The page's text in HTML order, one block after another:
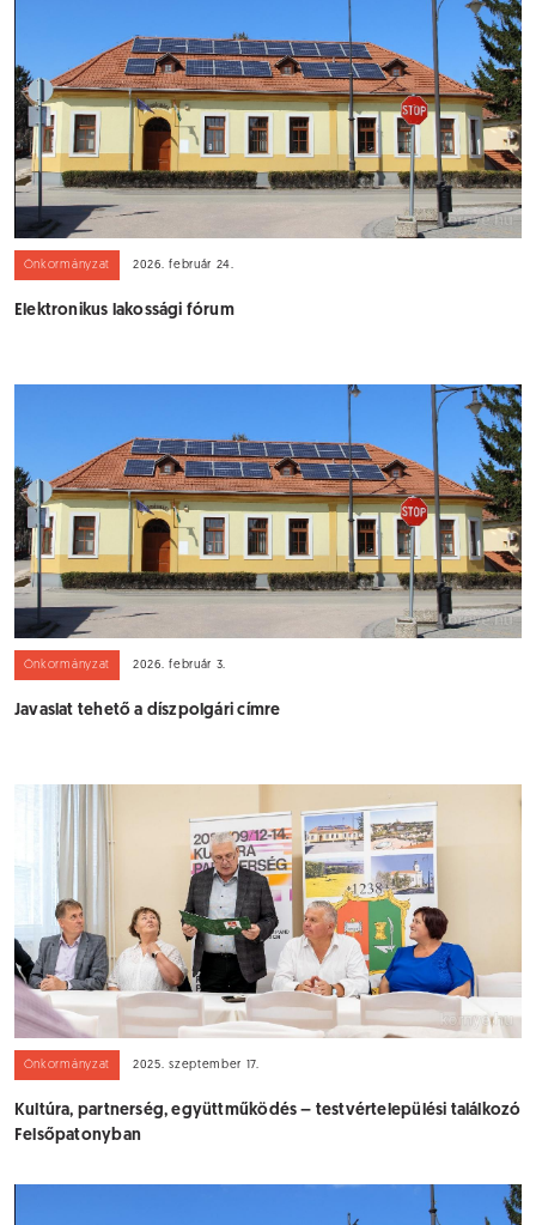
Önkormányzat 2026. február 24.
Elektronikus lakossági fórum
Önkormányzat 2026. február 3.
Javaslat tehető a díszpolgári címre
Önkormányzat 2025. szeptember 17.
Kultúra, partnerség, együttműködés – testvértelepülési találkozó
Felsőpatonyban